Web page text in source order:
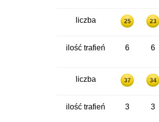
liczba 25 23
ilość trafień 6 6
liczba 37 34
ilość trafień 3 3